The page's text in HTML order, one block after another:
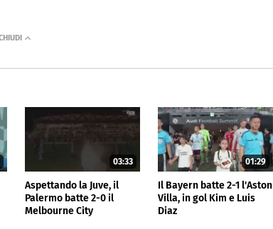
03:33
Aspettando la Juve, il
Palermo batte 2-0 il
Melbourne City
01:29
Il Bayern batte 2-1 l'Aston
Villa, in gol Kim e Luis
Diaz